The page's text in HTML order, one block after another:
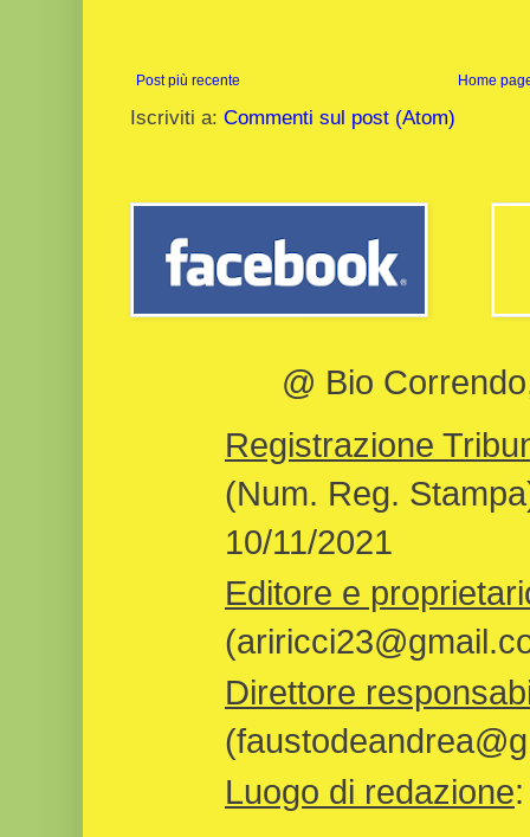
Post più recente Home
Iscriviti a: Commenti sul post (Atom)
@ Bio
Registrazione
(Num. Reg.
10/11/2021
Editore e
Direttore
Luogo di redazione